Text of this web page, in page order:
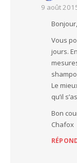
9 août
Bonjour,
Vous
jours.
Le
qu’il
Bon
Chafox